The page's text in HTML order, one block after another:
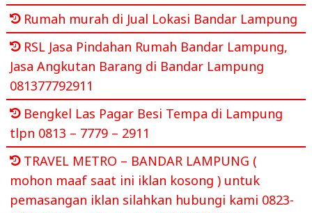
Rumah murah di Jual Lokasi Bandar Lampung
RSL Jasa Pindahan Rumah Bandar Lampung,
Jasa Angkutan Barang di Bandar Lampung
081377792911
Bengkel Las Pagar Besi Tempa di Lampung
tlpn 0813 – 7779 – 2911
TRAVEL METRO – BANDAR LAMPUNG (
mohon maaf saat ini iklan kosong ) untuk
pemasangan iklan silahkan hubungi kami 0823-